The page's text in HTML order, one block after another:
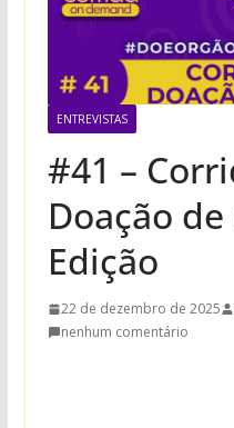
ENTREVISTAS
#41 –
Doação
Edição
22 de dezembro de 2025
nenhum comentário